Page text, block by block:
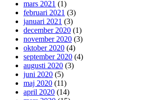
mars 2021 (1)
februari 2021 (3)
januari 2021 (3)
december 2020 (1)
november 2020 (3)
oktober 2020 (4)
september 2020 (4)
augusti 2020 (3)
juni 2020 (5)
maj 2020 (11)
april 2020 (14)